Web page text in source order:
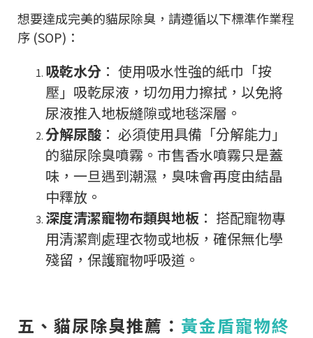
想要達成完美的貓尿除臭，請遵循以下標準作業程
序 (SOP)：
吸乾水分 ： 使用吸水性強的紙巾「按
壓」吸乾尿液，切勿用力擦拭，以免將
尿液推入地板縫隙或地毯深層。
分解尿酸 ： 必須使用具備「分解能力」
的貓尿除臭噴霧。市售香水噴霧只是蓋
味，一旦遇到潮濕，臭味會再度由結晶
中釋放。
深度清潔寵物布類與地板 ： 搭配寵物專
用清潔劑處理衣物或地板，確保無化學
殘留，保護寵物呼吸道。
五、貓尿除臭推薦： 黃金盾寵物終